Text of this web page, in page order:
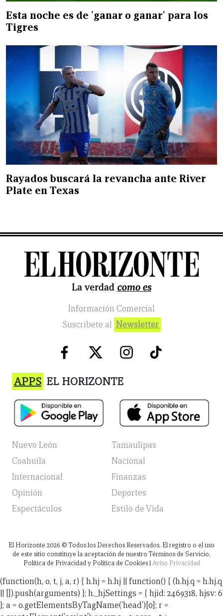
Esta noche es de 'ganar o ganar' para los
Tigres
Rayados buscará la revancha ante River
Plate en Texas
Información Comercial
Suscribete al Newsletter
APPS EL HORIZONTE
Nuevo León
Tamaulipas
Coahuila
Nacional
Internacional
Finanzas
Opinión
Deportes
Espectáculos
Estilo de Vida
El Horizonte 2026 © Todos los Derechos Reservados. El registro o el uso
de este sitio constituye la aceptación de nuestro Términos de Servicio,
Política de Privacidad y Política de Cookies | Aviso Privacidad
(function(h, o, t, j, a, r) { h.hj = h.hj || function() { (h.hj.q = h.hj.q
|| []).push(arguments) }; h._hjSettings = { hjid: 2469318, hjsv: 6
}; a = o.getElementsByTagName('head')[0]; r =